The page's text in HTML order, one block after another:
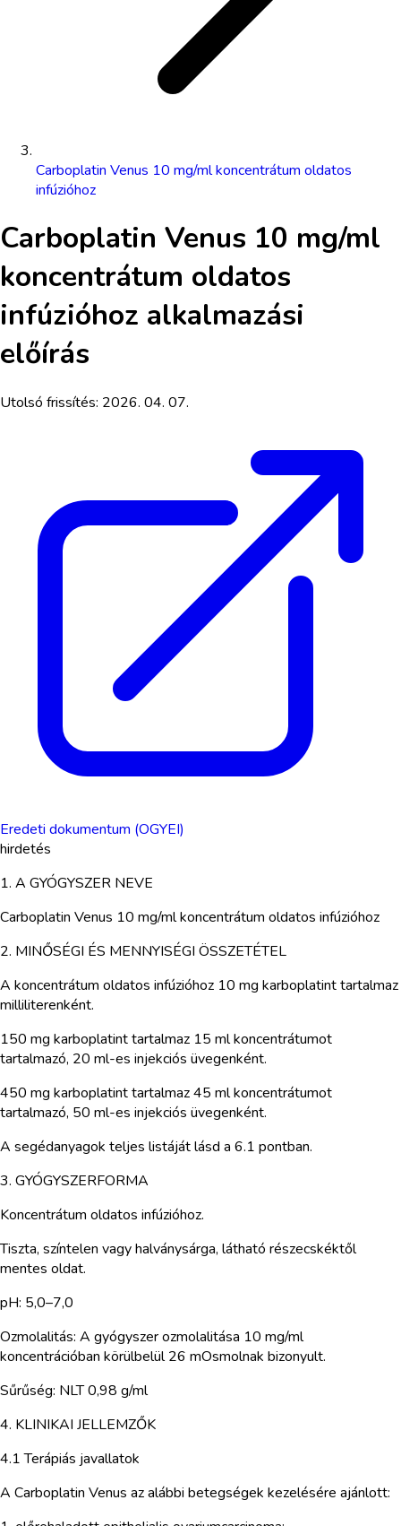
Carboplatin Venus 10 mg/ml koncentrátum oldatos
infúzióhoz
Carboplatin Venus 10 mg/ml
koncentrátum oldatos
infúzióhoz alkalmazási
előírás
Utolsó frissítés: 2026. 04. 07.
Eredeti dokumentum (OGYEI)
hirdetés
1. A GYÓGYSZER NEVE
Carboplatin Venus 10 mg/ml koncentrátum oldatos infúzióhoz
2. MINŐSÉGI ÉS MENNYISÉGI ÖSSZETÉTEL
A koncentrátum oldatos infúzióhoz 10 mg karboplatint tartalmaz
milliliterenként.
150 mg karboplatint tartalmaz 15 ml koncentrátumot
tartalmazó, 20 ml-es injekciós üvegenként.
450 mg karboplatint tartalmaz 45 ml koncentrátumot
tartalmazó, 50 ml-es injekciós üvegenként.
A segédanyagok teljes listáját lásd a 6.1 pontban.
3. GYÓGYSZERFORMA
Koncentrátum oldatos infúzióhoz.
Tiszta, színtelen vagy halványsárga, látható részecskéktől
mentes oldat.
pH: 5,0–7,0
Ozmolalitás: A gyógyszer ozmolalitása 10 mg/ml
koncentrációban körülbelül 26 mOsmolnak bizonyult.
Sűrűség: NLT 0,98 g/ml
4. KLINIKAI JELLEMZŐK
4.1 Terápiás javallatok
A Carboplatin Venus az alábbi betegségek kezelésére ajánlott: